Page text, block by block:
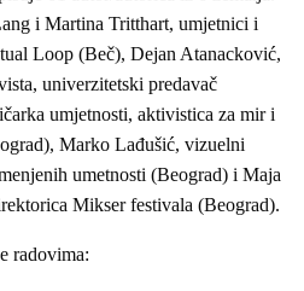
i Martina Tritthart, umjetnici i
Loop (Beč), Dejan Atanacković,
univerzitetski predavač
umjetnosti, aktivistica za mir i
Marko Lađušić, vizuelni
umetnosti (Beograd) i Maja
Mikser festivala (Beograd).
radovima: